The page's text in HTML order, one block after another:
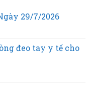
29/7/2026
đeo tay y tế cho